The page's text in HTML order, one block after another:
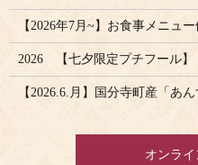
【2026年7月~】お食事メニュ
2026 【七夕限定プチフール
【2026.6.月】国分寺町産「あ
オンラ